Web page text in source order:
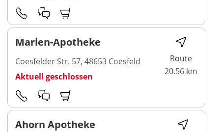
Marien-Apotheke
Coesfelder Str. 57, 48653 Coesfeld
Aktuell geschlossen
Route
20.56 km
Ahorn Apotheke